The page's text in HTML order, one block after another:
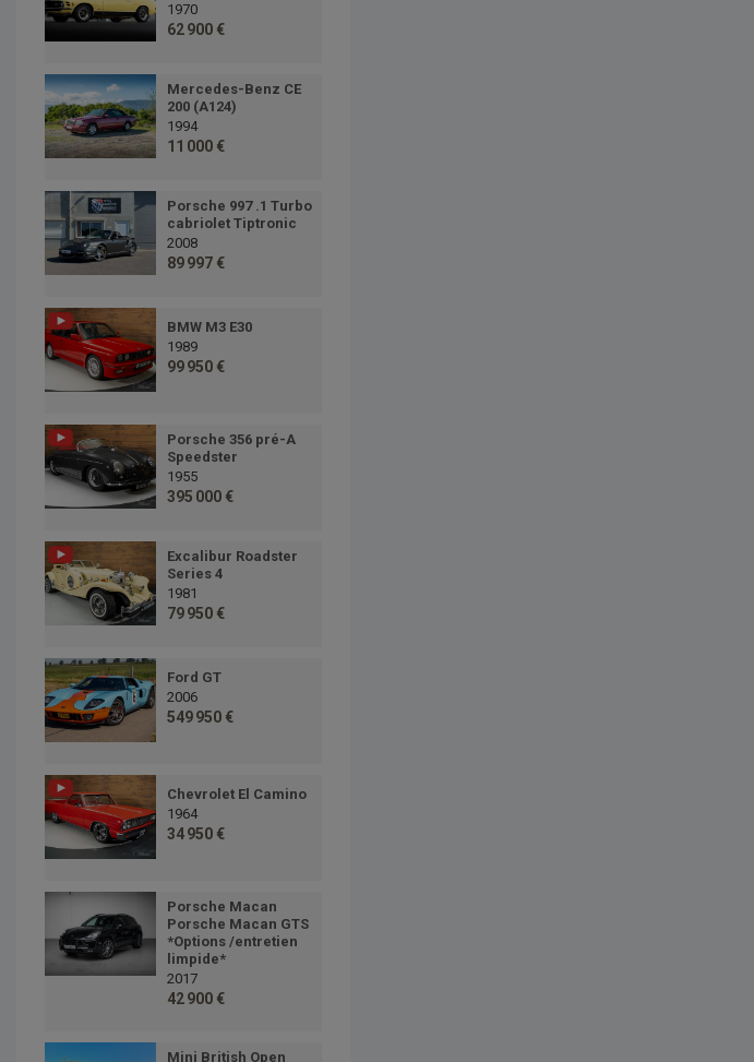
1970
62 900 €
Mercedes-Benz CE
200 (A124)
1994
11 000 €
Porsche 997 .1 Turbo
cabriolet Tiptronic
2008
89 997 €
BMW M3 E30
1989
99 950 €
Porsche 356 pré-A
Speedster
1955
395 000 €
Excalibur Roadster
Series 4
1981
79 950 €
Ford GT
2006
549 950 €
Chevrolet El Camino
1964
34 950 €
Porsche Macan
Porsche Macan GTS
*Options /entretien
limpide*
2017
42 900 €
Mini British Open